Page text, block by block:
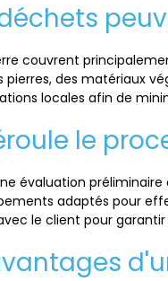
couvrent
pierres, des matériaux
locales afin de
le
évaluation
adaptés pour
le client pour